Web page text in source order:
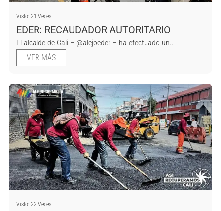
Visto: 21 Veces.
EDER: RECAUDADOR AUTORITARIO
El alcalde de Cali – @alejoeder – ha efectuado un..
VER MÁS
Visto: 22 Veces.